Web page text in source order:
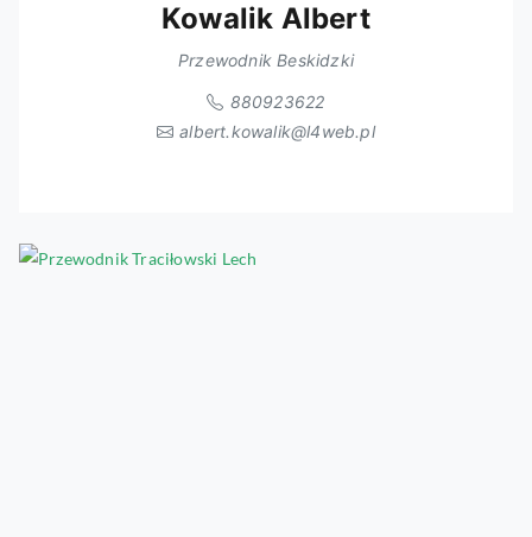
Kowalik Albert
Przewodnik Beskidzki
880923622
albert.kowalik@l4web.pl